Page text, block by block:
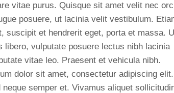
vitae purus. Quisque sit amet velit nec
posuere, ut lacinia velit vestibulum.
suscipit et hendrerit eget, porta et massa.
vulputate posuere lectus nibh lacinia
vitae leo. Praesent et vehicula nibh.
dolor sit amet, consectetur adipiscing
semper et. Vivamus aliquet